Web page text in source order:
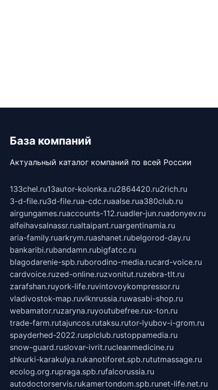
База компаний
Актуальный каталог компаний по всей России
133chel.ru13autor-kolonka.ru2864420.ru2rich.ru
3-d-file.ru3d-file.rua-cdc.ruaalse.rua380club.ru
airgungames.ruaccounts-112.ruadler-jun.ruadonyev.ru
alfeihavsalnassr.rualtaipant.ruargentinamia.ru
aria-family.ruarkrym.ruashanet.rubelgorod-day.ru
bankaribi.rubandamn.rubigfatcc.ru
blagodarenie-spb.ruborodino-media.rucard-voice.ru
cardvoice.ruzed-online.ruzvonitut.ruzebra-tlt.ru
zarafshan.ruyork-life.ruvintovoykompressor.ru
vladivostok-map.ruvlknrussia.ruwasabi-shop.ru
webamator.ruzaryna.ruyoutubefree.rux-ton.ru
trade-farm.rutajuncos.rutaksu.rutor-lyubov-i-grom.ru
spayderhed-2022.rusplclub.rustoppamedia.ru
snow-guard.ruslovar-ivrit.rucleanmedicine.ru
shkurki-karakulya.rukanotiforet.spb.rututmassage.ru
ecolog.org.rupraga.spb.rufalcorussia.ru
autodoctorservis.rukamertondom.spb.runet-life.net.ru